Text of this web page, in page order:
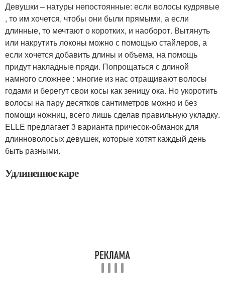
Девушки – натуры непостоянные: если волосы кудрявые
, то им хочется, чтобы они были прямыми, а если
длинные, то мечтают о коротких, и наоборот. Вытянуть
или накрутить локоны можно с помощью стайлеров, а
если хочется добавить длины и объема, на помощь
придут накладные пряди. Попрощаться с длиной
намного сложнее : многие из нас отращивают волосы
годами и берегут свои косы как зеницу ока. Но укоротить
волосы на пару десятков сантиметров можно и без
помощи ножниц, всего лишь сделав правильную укладку.
ELLE предлагает 3 варианта причесок-обманок для
длинноволосых девушек, которые хотят каждый день
быть разными.
Удлиненное каре